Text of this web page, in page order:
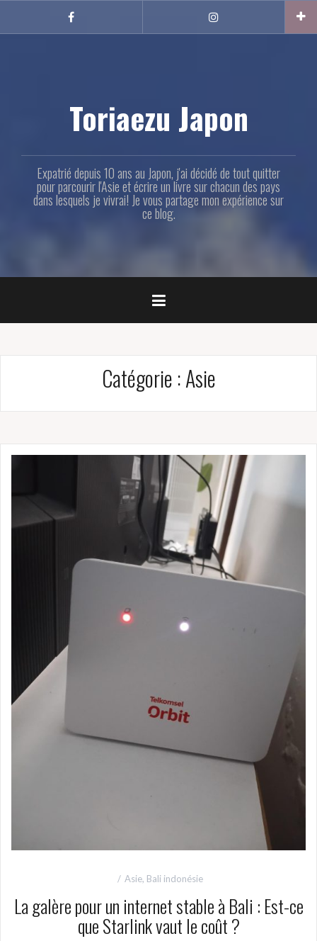
Facebook
Toriaezu Japon
Expatrié depuis 10 ans au Japon, j'ai décidé de tout quitter
pour parcourir l'Asie et écrire un livre sur chacun des pays
dans lesquels je vivrai! Je vous partage mon expérience sur
ce blog.
Catégorie :Asie
Asie, Bali indonésie
La galère pour un internet stable à Bali : Est-ce
que Starlink vaut le coût ?